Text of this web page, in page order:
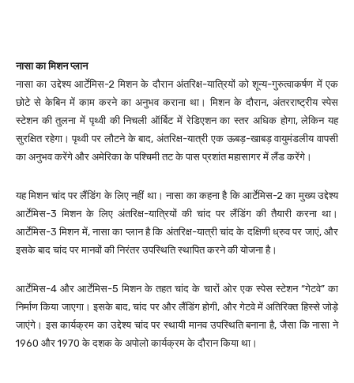
नासा का मिशन प्लान
नासा का उद्देश्य आर्टेमिस-2 मिशन के दौरान अंतरिक्ष-यात्रियों को शून्य-गुरुत्वाकर्षण में एक
छोटे से केबिन में काम करने का अनुभव कराना था। मिशन के दौरान, अंतरराष्ट्रीय स्पेस
स्टेशन की तुलना में पृथ्वी की निचली ऑर्बिट में रेडिएशन का स्तर अधिक होगा, लेकिन यह
सुरक्षित रहेगा। पृथ्वी पर लौटने के बाद, अंतरिक्ष-यात्री एक ऊबड़-खाबड़ वायुमंडलीय वापसी
का अनुभव करेंगे और अमेरिका के पश्चिमी तट के पास प्रशांत महासागर में लैंड करेंगे।
यह मिशन चांद पर लैंडिंग के लिए नहीं था। नासा का कहना है कि आर्टेमिस-2 का मुख्य उद्देश्य
आर्टेमिस-3 मिशन के लिए अंतरिक्ष-यात्रियों की चांद पर लैंडिंग की तैयारी करना था।
आर्टेमिस-3 मिशन में, नासा का प्लान है कि अंतरिक्ष-यात्री चांद के दक्षिणी ध्रुव पर जाएं, और
इसके बाद चांद पर मानवों की निरंतर उपस्थिति स्थापित करने की योजना है।
आर्टेमिस-4 और आर्टेमिस-5 मिशन के तहत चांद के चारों ओर एक स्पेस स्टेशन “गेटवे” का
निर्माण किया जाएगा। इसके बाद, चांद पर और लैंडिंग होगी, और गेटवे में अतिरिक्त हिस्से जोड़े
जाएंगे। इस कार्यक्रम का उद्देश्य चांद पर स्थायी मानव उपस्थिति बनाना है, जैसा कि नासा ने
1960 और 1970 के दशक के अपोलो कार्यक्रम के दौरान किया था।